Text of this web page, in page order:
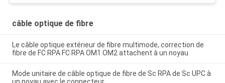
câble optique de fibre
Le câble optique extérieur de fibre multimode, correction de
fibre de FC RPA FC RPA OM1 OM2 attachent à un noyau
Mode unitaire de câble optique de fibre de Sc RPA de Sc UPC à
un noyau avec le connecteur